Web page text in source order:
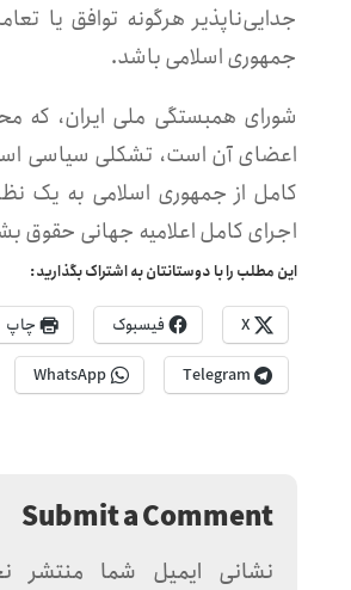
جدایی‌ناپذیر هرگونه توافق یا
جمهوری اسلامی باشد.
شورای همبستگی ملی ایران، که
اعضای آن است، تشکلی سیاسی
کامل از جمهوری اسلامی به یک
اجرای کامل اعلامیه جهانی حقوق
این مطلب را با دوستانتان به اشتراک بگذارید:
X فیسبوک
چاپ
Telegram
WhatsApp
Submit a Comment
نشانی ایمیل شما منتشر